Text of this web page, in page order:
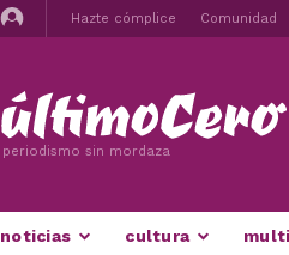
Hazte cómplice Comunidad
periodismo sin mordaza
noticias cultura